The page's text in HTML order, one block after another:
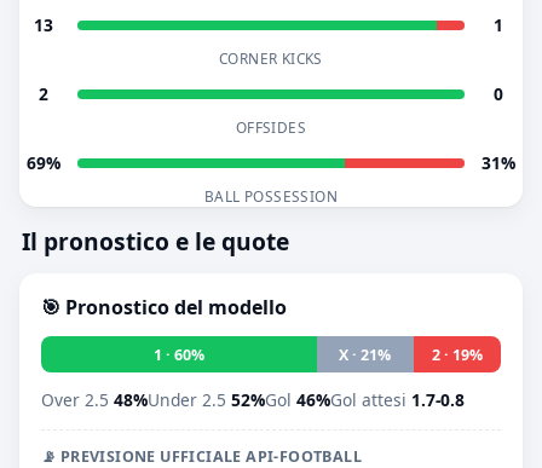
13 1
CORNER KICKS
2 0
OFFSIDES
69% 31%
BALL POSSESSION
Il pronostico e le quote
🎯 Pronostico del modello
1 · 60% X · 21% 2 · 19%
Over 2.5 48%Under 2.5 52%Gol 46%Gol attesi 1.7-0.8
📡 PREVISIONE UFFICIALE API-FOOTBALL